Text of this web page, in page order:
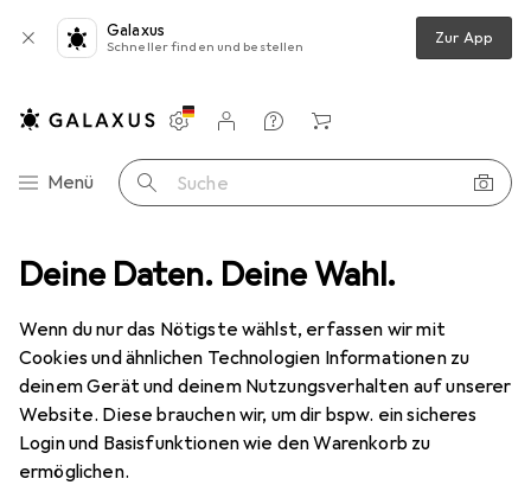
Deine Daten. Deine Wahl.
Wenn du nur das Nötigste wählst, erfassen wir mit
Cookies und ähnlichen Technologien Informationen zu
deinem Gerät und deinem Nutzungsverhalten auf unserer
Website. Diese brauchen wir, um dir bspw. ein sicheres
Login und Basisfunktionen wie den Warenkorb zu
ermöglichen.
Galaxus
Schneller finden und bestellen Zur App
Navigation nach Kategorien
Menü Suche
Einstellungen
Kundenkonto
Vergleichslisten
Merklisten
Warenkorb
Lattenrost vidaXL Jamir Headrest adjust (manual)
6 Bilder
vidaXLJamir Headrest adjust (manual)
EUR
118,26